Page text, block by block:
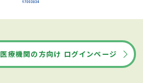
医療機関の方向け ログインページ